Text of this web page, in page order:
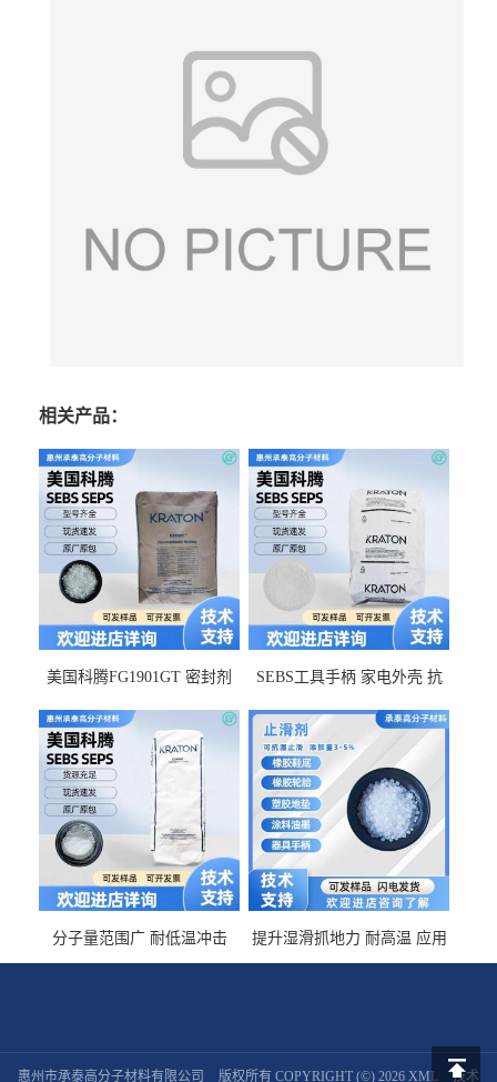
相关产品：
美国科腾FG1901GT 密封剂
佳 透明级
SEBS工具手柄 家电外壳 抗
耐候G1653VO
分子量范围广 耐低温冲击
SEBS G1650MU 美国科腾 增
提升湿滑抓地力 耐高温 应用
于特种轮胎 TPR鞋底 涂料油
惠州市承泰高分子材料有限公司 版权所有 COPYRIGHT (©) 2026 XML 技术